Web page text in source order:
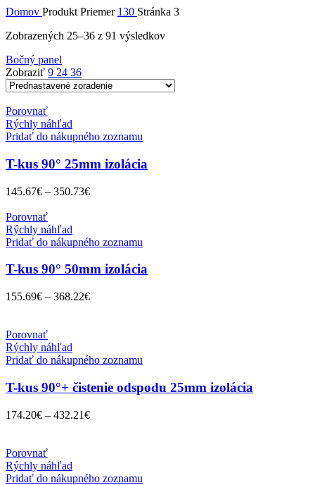
Domov Produkt Priemer 130 Stránka 3
Zobrazených 25–36 z 91 výsledkov
Bočný panel
Zobraziť 9 24 36
Porovnať
Rýchly náhľad
Pridať do nákupného zoznamu
T-kus 90° 25mm izolácia
145.67€ – 350.73€
Porovnať
Rýchly náhľad
Pridať do nákupného zoznamu
T-kus 90° 50mm izolácia
155.69€ – 368.22€
Porovnať
Rýchly náhľad
Pridať do nákupného zoznamu
T-kus 90°+ čistenie odspodu 25mm izolácia
174.20€ – 432.21€
Porovnať
Rýchly náhľad
Pridať do nákupného zoznamu